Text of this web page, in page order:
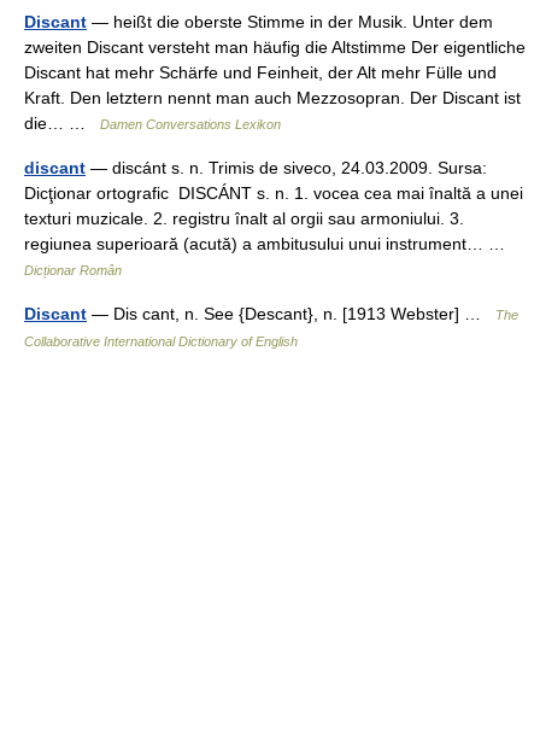
Discant — heißt die oberste Stimme in der Musik. Unter dem
zweiten Discant versteht man häufig die Altstimme Der eigentliche
Discant hat mehr Schärfe und Feinheit, der Alt mehr Fülle und
Kraft. Den letztern nennt man auch Mezzosopran. Der Discant ist
die… …
Damen Conversations Lexikon
discant — discánt s. n. Trimis de siveco, 24.03.2009. Sursa:
Dicţionar ortografic DISCÁNT s. n. 1. vocea cea mai înaltă a unei
texturi muzicale. 2. registru înalt al orgii sau armoniului. 3.
regiunea superioară (acută) a ambitusului unui instrument… …
Dicționar Român
Discant — Dis cant, n. See {Descant}, n. [1913 Webster] …
The
Collaborative International Dictionary of English